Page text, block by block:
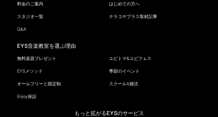
料金のご案内 はじめての方へ
スタジオ一覧 テラコヤプラス取材記事
Q&A
EYS音楽教室を選ぶ理由
無料楽器プレゼント ユビトマ&ユビフェス
EYSメソッド 季節のイベント
オールフリーと固定制 スクールX婚活
Enjoy保証
もっと拡がるEYSのサービス